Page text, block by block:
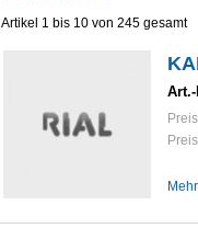
Artikel 1 bis 10 von 245 gesamt
Art.-